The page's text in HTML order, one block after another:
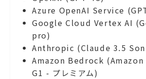
Azure OpenAI Service
Google Cloud Vertex AI
pro)
Anthropic (Claude 3.5
Amazon Bedrock
G1 - プレミアム)